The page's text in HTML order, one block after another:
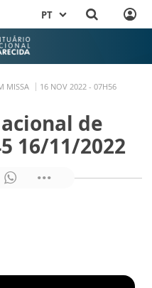
PT
MISSA 16 NOV 2022 - 07H56
de
16/11/2022